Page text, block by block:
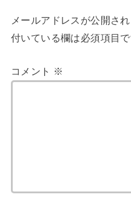
メールアドレスが公開さ
付いている欄は必須項目
コメント ※